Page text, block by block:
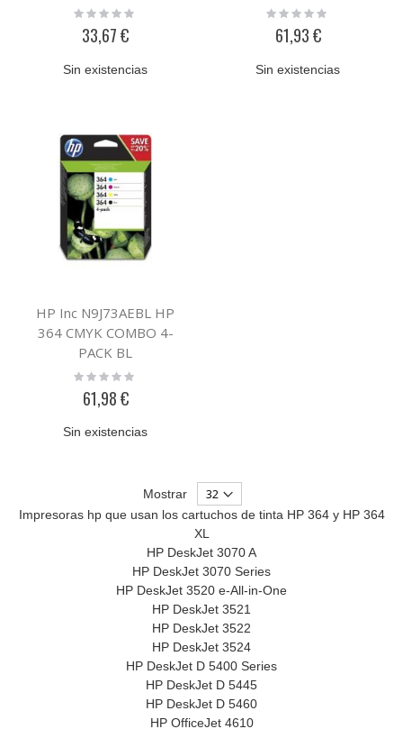
Rating:
33,67 €
Sin existencias
Rating:
61,93 €
Sin existencias
HP Inc N9J73AEBL HP
364 CMYK COMBO 4-
PACK BL
Rating:
61,98 €
Sin existencias
Mostrar
Impresoras hp que usan los cartuchos de tinta HP 364 y HP 364
XL
HP DeskJet 3070 A
HP DeskJet 3070 Series
HP DeskJet 3520 e-All-in-One
HP DeskJet 3521
HP DeskJet 3522
HP DeskJet 3524
HP DeskJet D 5400 Series
HP DeskJet D 5445
HP DeskJet D 5460
HP OfficeJet 4610